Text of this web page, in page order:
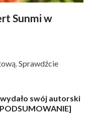
Sunmi w
Sprawdźcie
swój autorski